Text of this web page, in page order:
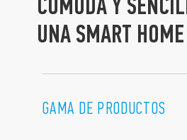
UNA SMART HOME
GAMA DE PRODUCTOS